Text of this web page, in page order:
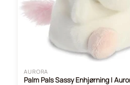
AURORA
Palm Pals Sassy Enhjørning |